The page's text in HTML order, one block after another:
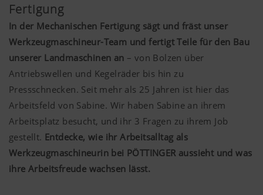
Fertigung
In der Mechanischen Fertigung sägt und fräst unser
Werkzeugmaschineur-Team und fertigt Teile für den Bau
unserer Landmaschinen an – von Bolzen über
Antriebswellen und Kegelräder bis hin zu
Pressschnecken. Seit mehr als 25 Jahren ist hier das
Arbeitsfeld von Sabine. Wir haben Sabine an ihrem
Arbeitsplatz besucht, und ihr 3 Fragen zu ihrem Job
gestellt. Entdecke, wie ihr Arbeitsalltag als
Werkzeugmaschineurin bei PÖTTINGER aussieht und was
ihre Arbeitsfreude wachsen lässt.